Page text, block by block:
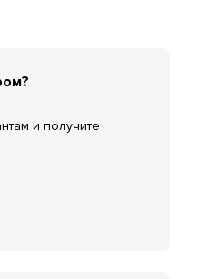
и получите